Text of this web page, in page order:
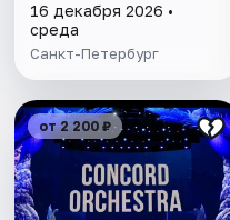
16 декабря 2026 •
среда
Санкт-Петербург
от 2 200 ₽